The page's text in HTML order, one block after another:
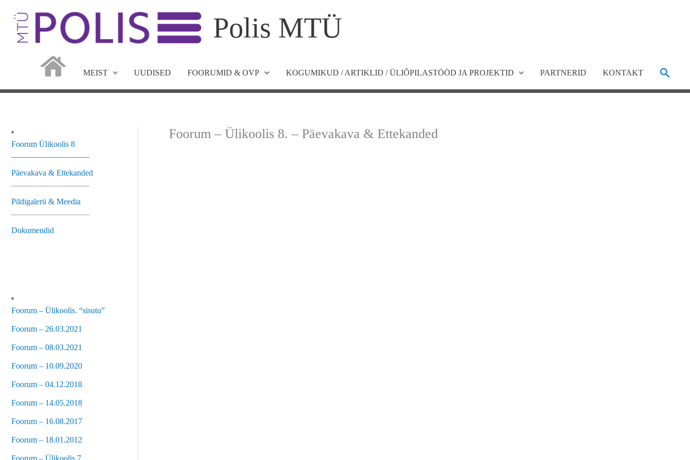
content
Polis MTÜ
MEIST UUDISED FOORUMID & OVP KOGUMIKUD / ARTIKLID / ÜLIÕPILASTÖÖD JA PROJEKTID PARTNERID KONTAKT Search
Foorum Ülikoolis 8
—————————–
Päevakava & Ettekanded
—————————–
Pildigalerii & Meedia
—————————–
Dokumendid
Foorum – Ülikoolis. “sisutu”
Foorum – 26.03.2021
Foorum – 08.03.2021
Foorum – 10.09.2020
Foorum – 04.12.2018
Foorum – 14.05.2018
Foorum – 16.08.2017
Foorum – 18.01.2012
Foorum – Ülikoolis 7
Foorum – Ülikoolis 8. – Päevakava & Ettekanded